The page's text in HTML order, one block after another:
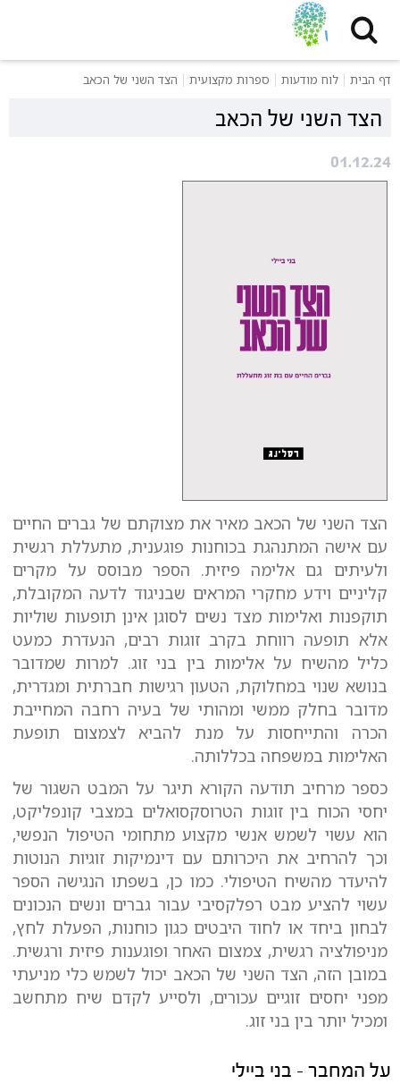
דף הבית לוח מודעות ספרות מקצועית הצד השני של הכאב
הצד השני של הכאב
01.12.24
הצד השני של הכאב מאיר את מצוקתם של גברים החיים
עם אישה המתנהגת בכוחנות פוגענית, מתעללת רגשית
ולעיתים גם אלימה פיזית. הספר מבוסס על מקרים
קליניים וידע מחקרי המראים שבניגוד לדעה המקובלת,
תוקפנות ואלימות מצד נשים לסוגן אינן תופעות שוליות
אלא תופעה רווחת בקרב זוגות רבים, הנעדרת כמעט
כליל מהשיח על אלימות בין בני זוג. למרות שמדובר
בנושא שנוי במחלוקת, הטעון רגישות חברתית ומגדרית,
מדובר בחלק ממשי ומהותי של בעיה רחבה המחייבת
הכרה והתייחסות על מנת להביא לצמצום תופעת
האלימות במשפחה בכללותה.
כספר מרחיב תודעה הקורא תיגר על המבט השגור של
יחסי הכוח בין זוגות הטרוסקסואלים במצבי קונפליקט,
הוא עשוי לשמש אנשי מקצוע מתחומי הטיפול הנפשי,
וכך להרחיב את היכרותם עם דינמיקות זוגיות הנוטות
להיעדר מהשיח הטיפולי. כמו כן, בשפתו הנגישה הספר
עשוי להציע מבט רפלקסיבי עבור גברים ונשים הנכונים
לבחון ביחד או לחוד היבטים כגון כוחנות, הפעלת לחץ,
מניפולציה רגשית, צמצום האחר ופוגענות פיזית ורגשית.
במובן הזה, הצד השני של הכאב יכול לשמש כלי מניעתי
מפני יחסים זוגיים עכורים, ולסייע לקדם שיח מתחשב
ומכיל יותר בין בני זוג.
על המחבר - בני ביילי